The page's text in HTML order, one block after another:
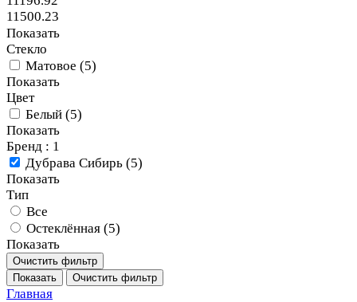
11500.23
Показать
Стекло
Матовое (5)
Показать
Цвет
Белый (5)
Показать
Бренд : 1
Дубрава Сибирь (5)
Показать
Тип
Все
Остеклённая (5)
Показать
Очистить фильтр
Показать
Очистить фильтр
Главная